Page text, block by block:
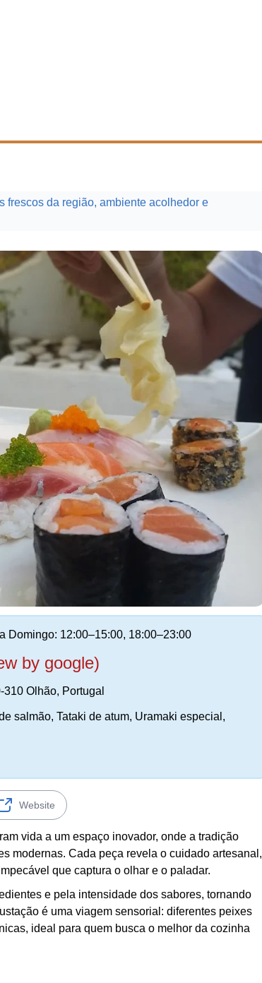
frescos da região, ambiente acolhedor e
Domingo: 12:00–15:00, 18:00–23:00
by google)
Olhão, Portugal
salmão, Tataki de atum, Uramaki especial,
Website
vida a um espaço inovador, onde a tradição
modernas. Cada peça revela o cuidado artesanal,
que captura o olhar e o paladar.
e pela intensidade dos sabores, tornando
é uma viagem sensorial: diferentes peixes
ideal para quem busca o melhor da cozinha